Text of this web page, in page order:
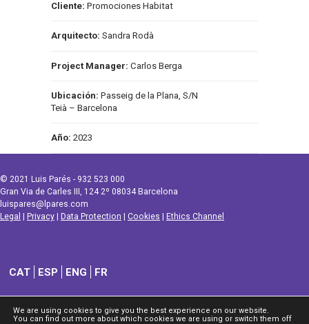
Cliente: Promociones Habitat
Arquitecto: Sandra Rodà
Project Manager: Carlos Berga
Ubicación: Passeig de la Plana, S/N
Teià – Barcelona
Año: 2023
© 2021 Luis Parés - 932 523 000
Gran Via de Carles III, 124 2º 08034 Barcelona
luispares@lpares.com
Legal | Privacy | Data Protection | Cookies | Ethics Channel
CAT ESP ENG FR
We are using cookies to give you the best experience on our website.
You can find out more about which cookies we are using or switch them off